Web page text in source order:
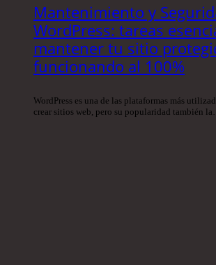
Mantenimiento y
WordPress: tareas
mantener tu sitio
funcionando al 100%
WordPress es una de las plataformas más
crear sitios web, pero su popularidad también la…